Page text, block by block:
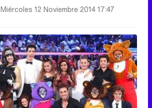
Miércoles 12 Noviembre 2014 17:47